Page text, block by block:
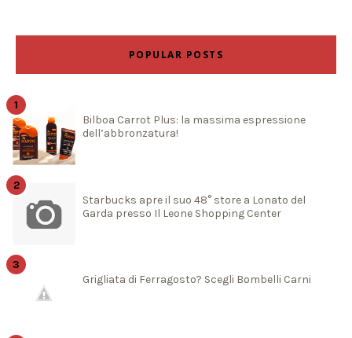
POPULAR POSTS
Bilboa Carrot Plus: la massima espressione
dell’abbronzatura!
Starbucks apre il suo 48° store a Lonato del
Garda presso Il Leone Shopping Center
Grigliata di Ferragosto? Scegli Bombelli Carni